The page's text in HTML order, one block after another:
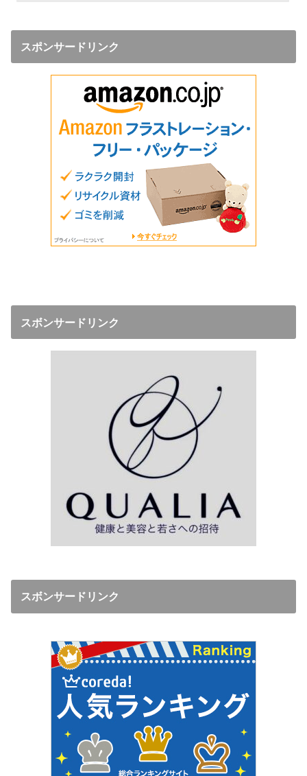
スポンサードリンク
スボンサードリンク
スボンサードリンク